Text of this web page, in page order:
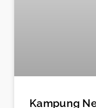
Kampung